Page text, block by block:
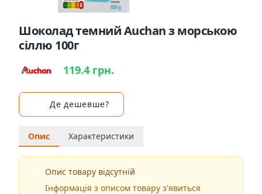
Шоколад темний Auchan з морською
сіллю 100г
119.4 грн.
Де дешевше?
Опис Характеристики
Опис товару відсутній
Інформація з описом товару з'явиться